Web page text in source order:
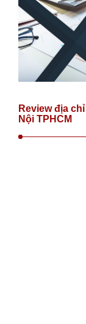
Review địa
Nội TPHCM